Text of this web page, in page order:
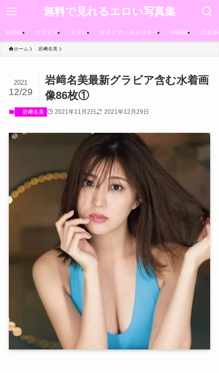
無料で見れるエロい写真集
HOME グラビア モデル 女子アナ・キャスター AKB48 乃木
ホーム 岩﨑名美
岩﨑名美最新グラビア含む水着画
像86枚①
2021
12/29
岩﨑名美 2021年11月2日 2021年12月29日